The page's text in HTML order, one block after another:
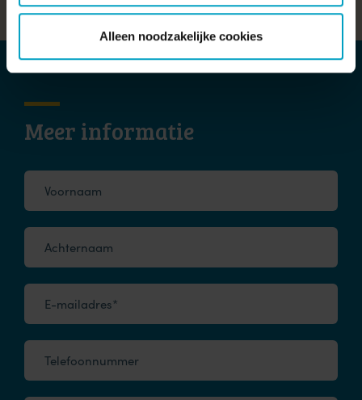
Alleen noodzakelijke cookies
Meer informatie
Voornaam
Achternaam
E-mailadres*
Telefoonnummer